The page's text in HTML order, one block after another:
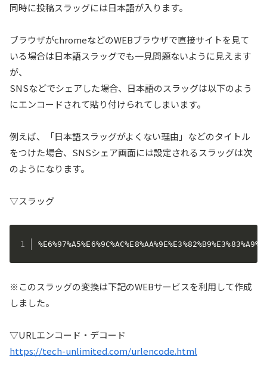
同時に投稿スラッグには日本語が入ります。
ブラウザがchromeなどのWEBブラウザで直接サイトを見て
いる場合は日本語スラッグでも一見問題ないように見えます
が、
SNSなどでシェアした場合、日本語のスラッグは以下のよう
にエンコードされて貼り付けられてしまいます。
例えば、「日本語スラッグがよくない理由」などのタイトル
をつけた場合、SNSシェア画面には設定されるスラッグは次
のようになります。
▽スラッグ
※このスラッグの変換は下記のWEBサービスを利用して作成
しました。
▽URLエンコード・デコード
https://tech-unlimited.com/urlencode.html